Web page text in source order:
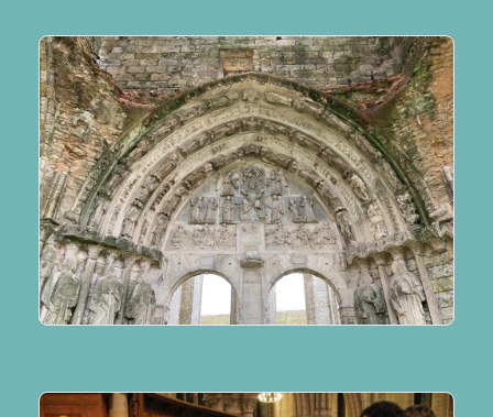
Après l’appel décisif, les scrutins
lire plus